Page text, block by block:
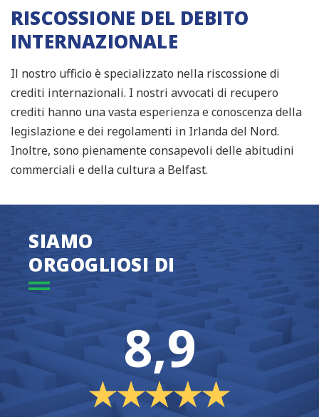
RISCOSSIONE DEL DEBITO
INTERNAZIONALE
Il nostro ufficio è specializzato nella riscossione di
crediti internazionali. I nostri avvocati di recupero
crediti hanno una vasta esperienza e conoscenza della
legislazione e dei regolamenti in Irlanda del Nord.
Inoltre, sono pienamente consapevoli delle abitudini
commerciali e della cultura a Belfast.
SIAMO
ORGOGLIOSI DI
8,9